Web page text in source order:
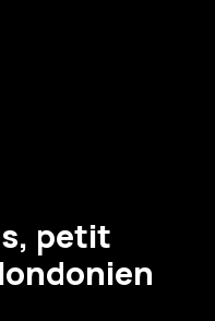
petit